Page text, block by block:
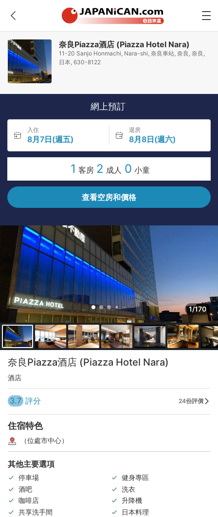
奈良Piazza酒店 (Piazza Hotel Nara)
11-20 Sanjo Honmachi, Nara-shi, 奈良車站, 奈良, 奈良,
日本, 630-8122
網上預訂
入住
8月7日(週五)
退房
8月8日(週六)
1 客房 2 成人 0 小童
查看空房和價格
1/170
奈良Piazza酒店 (Piazza Hotel Nara)
酒店
3.7 評分 24份評價
住宿特色
（位處市中心）
其他主要選項
停車場
健身專區
酒吧
洗衣
咖啡店
升降機
共享洗手間
日本料理